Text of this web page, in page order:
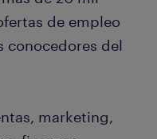
de empleo
conocedores del
marketing,